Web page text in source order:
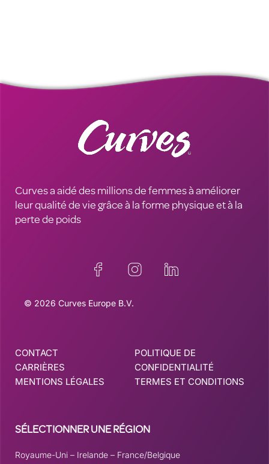
Curves a aidé des millions de femmes à améliorer
leur qualité de vie grâce à la forme physique et à la
perte de poids
© 2026 Curves Europe B.V.
CONTACT
CARRIÈRES
MENTIONS LÉGALES
POLITIQUE DE
CONFIDENTIALITÉ
TERMES ET CONDITIONS
SÉLECTIONNER UNE RÉGION
Royaume-Uni – Irelande – France/Belgique